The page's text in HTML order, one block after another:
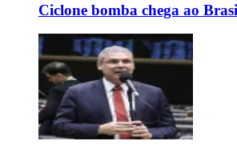
Ciclone bomba chega ao